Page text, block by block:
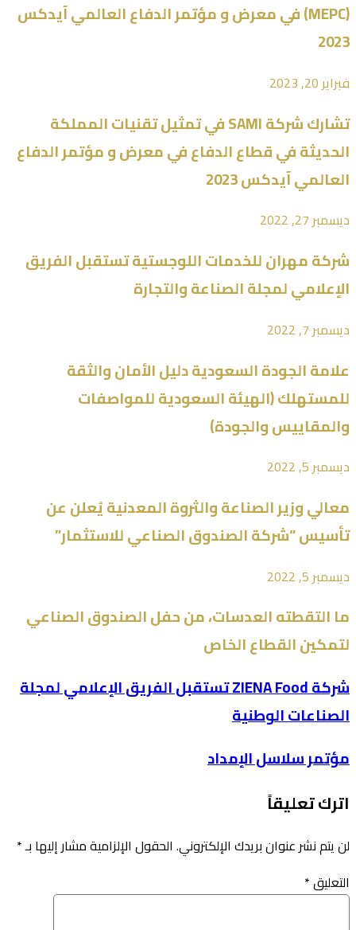
(MEPC) في معرض و مؤتمر الدفاع العالمي آيدكس
2023
فبراير 20, 2023
تشارك شركة SAMI في تمثيل تقنيات المملكة
الحديثة في قطاع الدفاع في معرض و مؤتمر الدفاع
العالمي آيدكس 2023
ديسمبر 27, 2022
شركة مهران للخدمات اللوجستية تستقبل الفريق
الإعلامي لمجلة الصناعة والتجارة
ديسمبر 7, 2022
علامة الجودة السعودية دليل الأمان والثقة
للمستهلك (الهيئة السعودية للمواصفات
والمقاييس والجودة)
ديسمبر 5, 2022
معالي وزير الصناعة والثروة المعدنية يُعلن عن
تأسيس “شركة الصندوق الصناعي للاستثمار”
ديسمبر 5, 2022
ما التقطته العدسات، من حفل الصندوق الصناعي
لتمكين القطاع الخاص
شركة ZIENA Food تستقبل الفريق الإعلامي لمجلة
الصناعات الوطنية
مؤتمر سلاسل الإمداد
اترك تعليقاً
لن يتم نشر عنوان بريدك الإلكتروني. الحقول الإلزامية مشار إليها بـ*
التعليق*